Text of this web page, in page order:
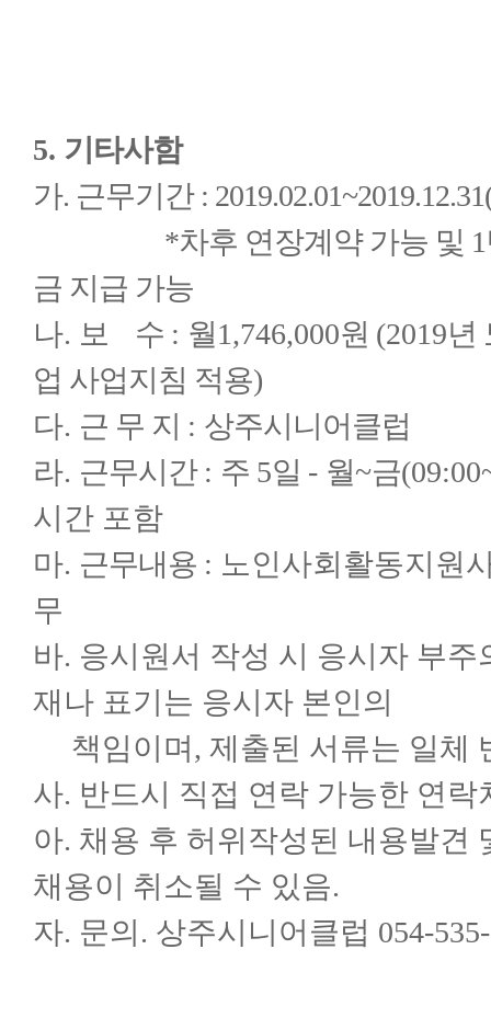
5. 기타사함
가. 근무기간 :
*차후 연장계약 가능 및 1년
금 지급 가능
나. 보 수 : 월1,746,000원 (2019년
업 사업지침 적용)
다. 근 무 지 : 상주시니어클럽
라. 근무시간 : 주 5일 - 월~금
시간 포함
마. 근무내용 : 노인사회활동지원
무
바. 응시원서 작성 시 응시자 부
재나 표기는 응시자 본인의
책임이며, 제출된 서류는 일체
사. 반드시 직접 연락 가능한 연락
아. 채용 후 허위작성된 내용발견
채용이 취소될 수 있음.
자. 문의. 상주시니어클럽 054-